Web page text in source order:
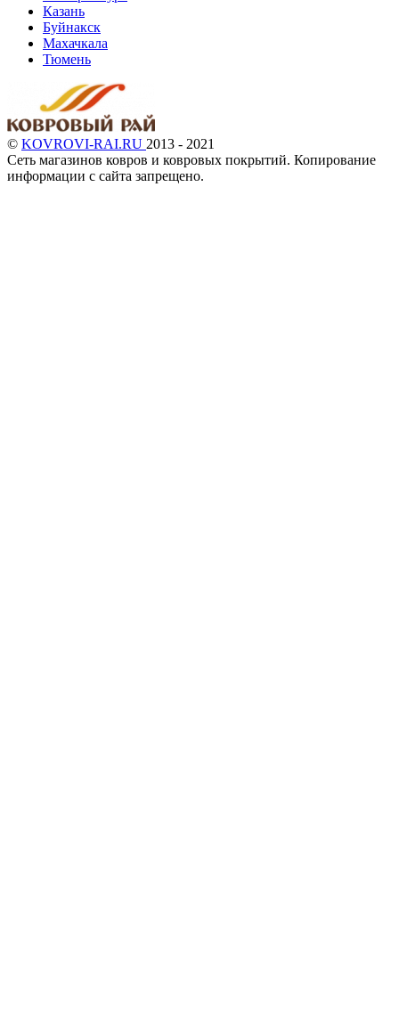
Казань
Буйнакск
Махачкала
Тюмень
© KOVROVI-RAI.RU 2013 - 2021
Сеть магазинов ковров и ковровых покрытий. Копирование
информации с сайта запрещено.